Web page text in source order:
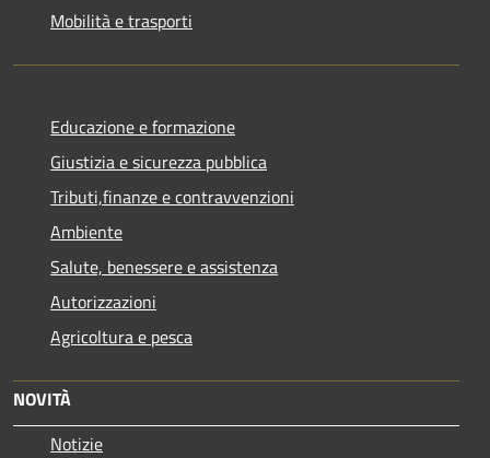
Mobilità e trasporti
Educazione e formazione
Giustizia e sicurezza pubblica
Tributi,finanze e contravvenzioni
Ambiente
Salute, benessere e assistenza
Autorizzazioni
Agricoltura e pesca
NOVITÀ
Notizie